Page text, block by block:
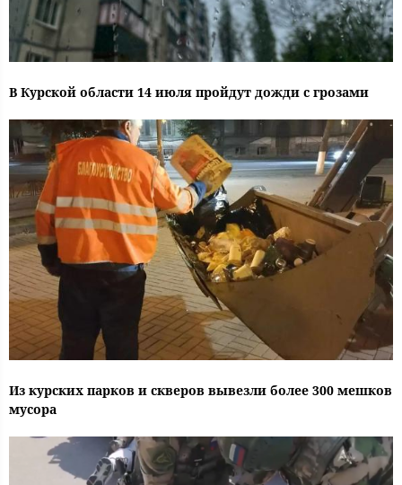
В Курской области 14 июля пройдут дожди с грозами
Из курских парков и скверов вывезли более 300 мешков
мусора